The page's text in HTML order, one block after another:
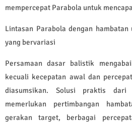
mempercepat Parabola untuk
Lintasan Parabola dengan
yang bervariasi
Persamaan dasar balistik
kecuali kecepatan awal dan
diasumsikan. Solusi praktis
memerlukan pertimbangan
gerakan target, berbagai